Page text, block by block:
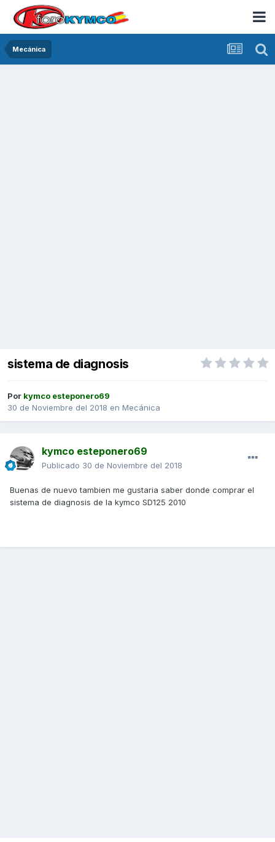
Mecánica
sistema de diagnosis
Por kymco esteponero69
30 de Noviembre del 2018 en Mecánica
kymco esteponero69
Publicado 30 de Noviembre del 2018
Buenas de nuevo tambien me gustaria saber donde comprar el
sistema de diagnosis de la kymco SD125 2010